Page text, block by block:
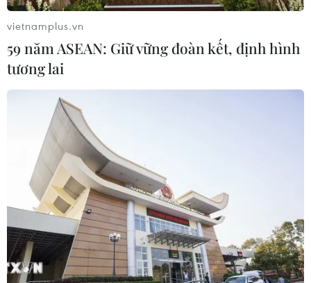
08/08/2026 12:20
Sửa đổi Luật Dầu khí: Phân cấp,
phân quyền nhưng phải kiểm soát
08/08/2026 11:05
Giải quyết khó khăn, vướng mắc
trong lĩnh vực thuế và hải quan
08/08/2026 09:54
Mỹ chi hơn 2 tỷ USD thúc đẩy ngành
vietnamplus.vn
59 năm ASEAN: Giữ vững đoàn kết, định hình
tương lai